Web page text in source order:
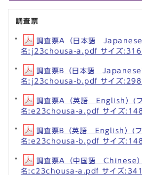
調査票
調査票A（日本語 Japanese
名:j23chousa-a.pdf サイズ
調査票B（日本語
名:j23chousa-b.pdf サイズ
調査票A（英語 English）(
名:e23chousa-a.pdf サイズ
調査票B（英語 English）(フ
名:e23chousa-b.pdf サイズ
調査票A（中国語 Chinese
名:c23chousa-a.pdf サイズ